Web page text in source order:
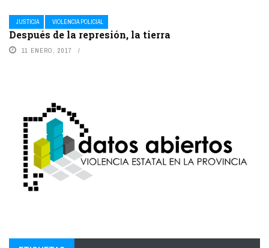
JUSTICIA VIOLENCIA POLICIAL
Después de la represión, la tierra
11 ENERO, 2017